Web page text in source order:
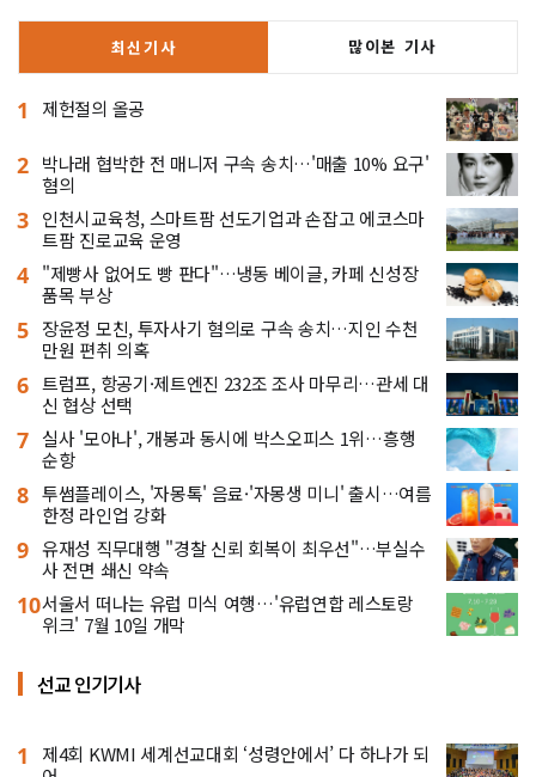
최신기사 많이본 기사
1 제헌절의 올공
2 박나래 협박한 전 매니저 구속 송치…'매출 10% 요구'
혐의
3 인천시교육청, 스마트팜 선도기업과 손잡고 에코스마
트팜 진로교육 운영
4 "제빵사 없어도 빵 판다"…냉동 베이글, 카페 신성장
품목 부상
5 장윤정 모친, 투자사기 혐의로 구속 송치…지인 수천
만원 편취 의혹
6 트럼프, 항공기·제트엔진 232조 조사 마무리…관세 대
신 협상 선택
7 실사 '모아나', 개봉과 동시에 박스오피스 1위…흥행
순항
8 투썸플레이스, '자몽톡' 음료·'자몽생 미니' 출시…여름
한정 라인업 강화
9 유재성 직무대행 "경찰 신뢰 회복이 최우선"…부실수
사 전면 쇄신 약속
10서울서 떠나는 유럽 미식 여행…'유럽연합 레스토랑
위크' 7월 10일 개막
선교 인기기사
1
제4회 KWMI 세계선교대회 ‘성령안에서’ 다 하나가 되